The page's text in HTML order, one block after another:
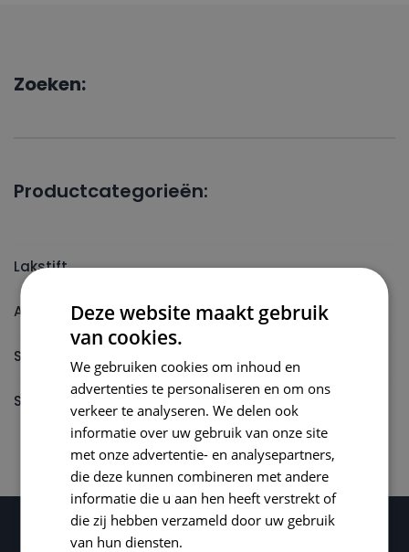
Zoeken:
Productcategorieën:
Lakstift
Autolak reparatieset
Spuitbus
Spuitbus Autolak
Deze website maakt gebruik
van cookies.
We gebruiken cookies om inhoud en
advertenties te personaliseren en om ons
verkeer te analyseren. We delen ook
informatie over uw gebruik van onze site
met onze advertentie- en analysepartners,
die deze kunnen combineren met andere
informatie die u aan hen heeft verstrekt of
die zij hebben verzameld door uw gebruik
van hun diensten.